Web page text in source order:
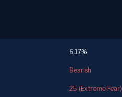
6.17%
Bearish
25 (Extreme Fear)